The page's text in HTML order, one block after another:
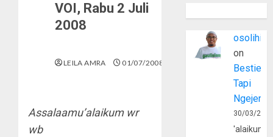
VOI, Rabu 2 Juli
2008
LEILA AMRA 01/07/2008
Assalaamu’alaikum wr
wb
osolihin
on
Bestie
Tapi
30/03/